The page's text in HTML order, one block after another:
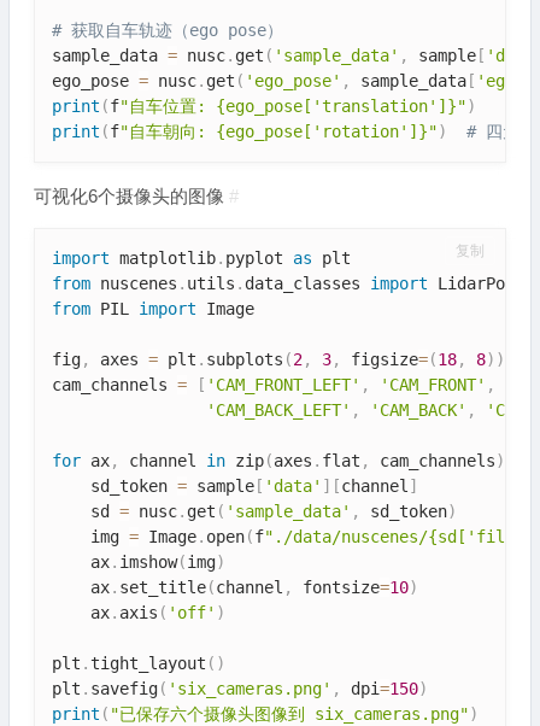
# 获取自车轨迹（ego pose）
sample_data = nusc. get ( 'sample_data' , sample [
ego_pose = nusc. get ( 'ego_pose' , sample_data [
print (f"自车位置: {ego_pose['translation']}")
print (f"自车朝向: {ego_pose['rotation']}") # 四元数
可视化6个摄像头的图像 #
import matplotlib. pyplot as
from nuscenes . utils . data_classes import
from PIL import Image
fig, axes = plt . subplots (2, 3, figsize=(18, 8) )
cam_channels = [ 'CAM_FRONT_LEFT' , 'CAM_FRONT' ,
'CAM_BACK_LEFT' , 'CAM_BACK' ,
for ax, channel in zip(axes . flat , cam_channels)
    sd_token
= sample [ 'data' ] [channel]
    sd
= nusc. get ( 'sample_data' , sd_token)
    img
= Image. open(f"./data/nuscenes/
    ax
. imshow(img)
    ax
. set_title(channel , fontsize=10)
    ax
. axis ( 'off' )
plt . tight_layout ( )
plt . savefig( 'six_cameras.png' , dpi=150)
print ( "已保存六个摄像头图像到 six_cameras.png")
复制